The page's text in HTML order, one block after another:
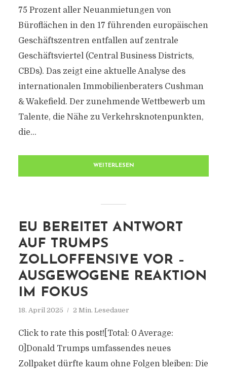
75 Prozent aller Neuanmietungen von
Büroflächen in den 17 führenden europäischen
Geschäftszentren entfallen auf zentrale
Geschäftsviertel (Central Business Districts,
CBDs). Das zeigt eine aktuelle Analyse des
internationalen Immobilienberaters Cushman
& Wakefield. Der zunehmende Wettbewerb um
Talente, die Nähe zu Verkehrsknotenpunkten,
die...
WEITERLESEN
EU BEREITET ANTWORT
AUF TRUMPS
ZOLLOFFENSIVE VOR –
AUSGEWOGENE REAKTION
IM FOKUS
18. April 2025 2 Min. Lesedauer
Click to rate this post![Total: 0 Average:
0]Donald Trumps umfassendes neues
Zollpaket dürfte kaum ohne Folgen bleiben: Die